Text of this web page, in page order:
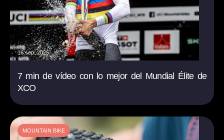
16 sep. 2025
7 min de vídeo con lo mejor del Mundial Élite de
XCO
MOUNTAIN BIKE